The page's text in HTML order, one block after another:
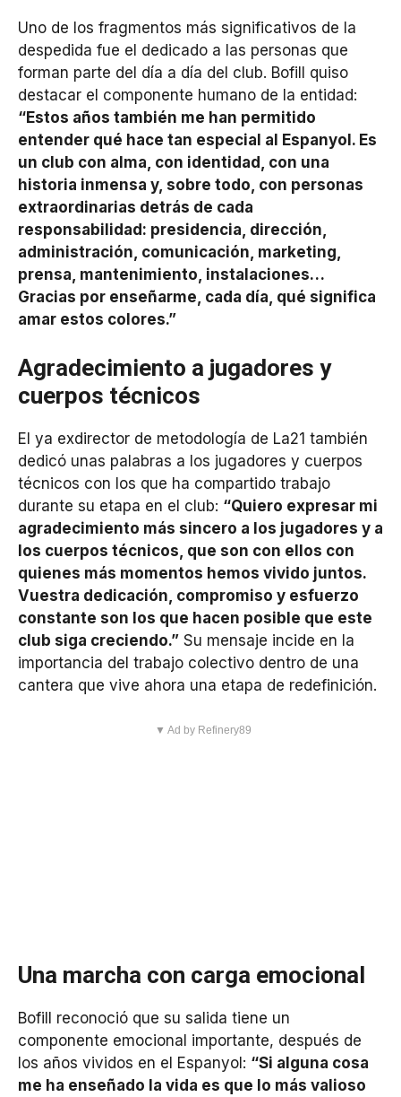
Uno de los fragmentos más significativos de la
despedida fue el dedicado a las personas que
forman parte del día a día del club. Bofill quiso
destacar el componente humano de la entidad:
“Estos años también me han permitido
entender qué hace tan especial al Espanyol. Es
un club con alma, con identidad, con una
historia inmensa y, sobre todo, con personas
extraordinarias detrás de cada
responsabilidad: presidencia, dirección,
administración, comunicación, marketing,
prensa, mantenimiento, instalaciones…
Gracias por enseñarme, cada día, qué significa
amar estos colores.”
Agradecimiento a jugadores y
cuerpos técnicos
El ya exdirector de metodología de La21 también
dedicó unas palabras a los jugadores y cuerpos
técnicos con los que ha compartido trabajo
durante su etapa en el club: “Quiero expresar mi
agradecimiento más sincero a los jugadores y a
los cuerpos técnicos, que son con ellos con
quienes más momentos hemos vivido juntos.
Vuestra dedicación, compromiso y esfuerzo
constante son los que hacen posible que este
club siga creciendo.” Su mensaje incide en la
importancia del trabajo colectivo dentro de una
cantera que vive ahora una etapa de redefinición.
▼ Ad by Refinery89
Una marcha con carga emocional
Bofill reconoció que su salida tiene un
componente emocional importante, después de
los años vividos en el Espanyol: “Si alguna cosa
me ha enseñado la vida es que lo más valioso